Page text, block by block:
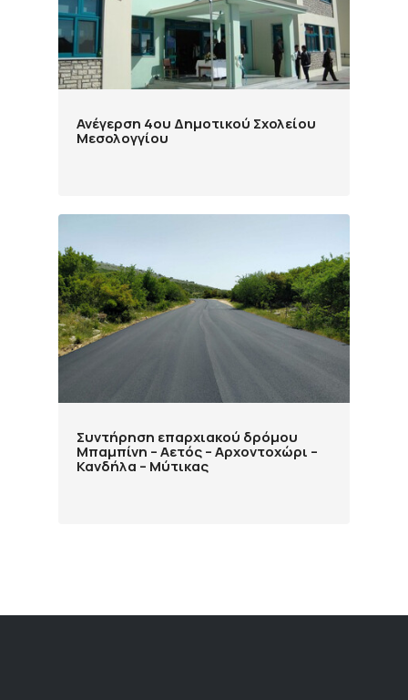
Ανέγερση 4ου Δημοτικού Σχολείου
Μεσολογγίου
Συντήρηση επαρχιακού δρόμου
Μπαμπίνη – Αετός – Αρχοντοχώρι –
Κανδήλα – Μύτικας